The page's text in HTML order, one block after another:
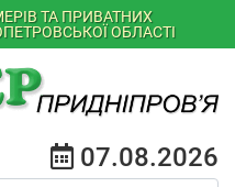
ТА ПРИВАТНИХ
ОБЛАСТІ
07.08.2026